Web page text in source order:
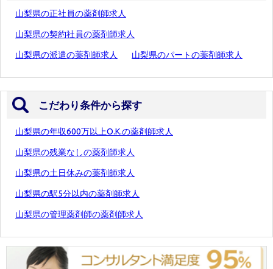
山梨県の正社員の薬剤師求人
山梨県の契約社員の薬剤師求人
山梨県の派遣の薬剤師求人 山梨県のパートの薬剤師求人
こだわり条件から探す
山梨県の年収600万以上O.K.の薬剤師求人
山梨県の残業なしの薬剤師求人
山梨県の土日休みの薬剤師求人
山梨県の駅5分以内の薬剤師求人
山梨県の管理薬剤師の薬剤師求人